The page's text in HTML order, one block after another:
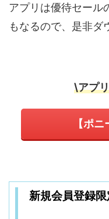
アプリは優待セール
もなるので、是非ダ
\アプ
【ポ
新規会員登録